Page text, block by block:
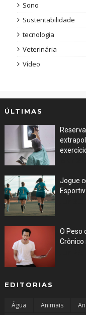
Sono
Sustentabilidade
tecnologia
Veterinária
Vídeo
ÚLTIMAS
Jogue
O Peso
Crônico
EDITORIAS
Água Animais